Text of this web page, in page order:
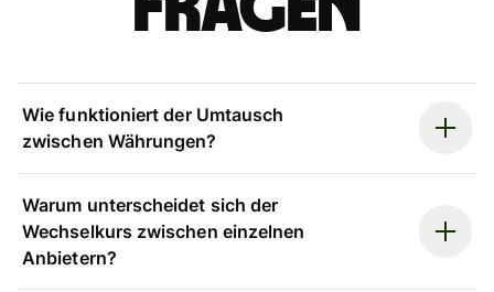
Wie funktioniert der Umtausch
zwischen Währungen?
Warum unterscheidet sich der
Wechselkurs zwischen einzelnen
Anbietern?